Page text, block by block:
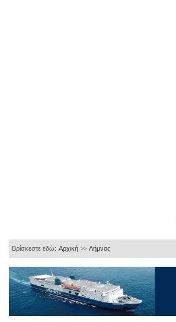
Βρίσκεστε εδώ: Αρχική >> Λήμνος